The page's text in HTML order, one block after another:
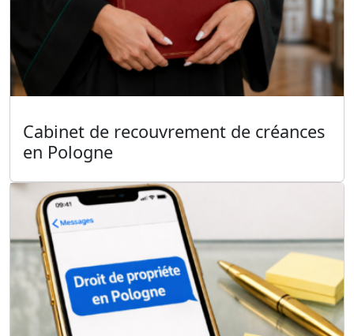
Cabinet de recouvrement de créances
en Pologne